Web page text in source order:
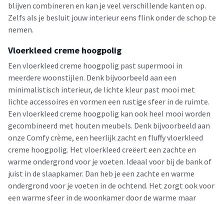
blijven combineren en kan je veel verschillende kanten op.
Zelfs als je besluit jouw interieur eens flink onder de schop te
nemen.
Vloerkleed creme hoogpolig
Een vloerkleed creme hoogpolig past supermooi in
meerdere woonstijlen. Denk bijvoorbeeld aan een
minimalistisch interieur, de lichte kleur past mooi met
lichte accessoires en vormen een rustige sfeer in de ruimte.
Een vloerkleed creme hoogpolig kan ook heel mooi worden
gecombineerd met houten meubels. Denk bijvoorbeeld aan
onze Comfy crème, een heerlijk zacht en fluffy vloerkleed
creme hoogpolig. Het vloerkleed creëert een zachte en
warme ondergrond voor je voeten. Ideaal voor bij de bank of
juist in de slaapkamer. Dan heb je een zachte en warme
ondergrond voor je voeten in de ochtend. Het zorgt ook voor
een warme sfeer in de woonkamer door de warme maar